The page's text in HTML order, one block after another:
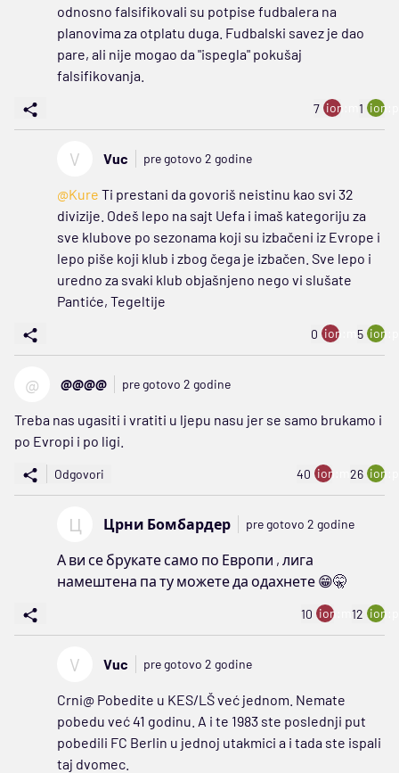
odnosno falsifikovali su potpise fudbalera na
planovima za otplatu duga. Fudbalski savez je dao
pare, ali nije mogao da "ispegla" pokušaj
falsifikovanja.
7 ion:minus
1
V Vuc pre gotovo 2 godine
@Kure Ti prestani da govoriš neistinu kao svi 32
divizije. Odeš lepo na sajt Uefa i imaš kategoriju za
sve klubove po sezonama koji su izbačeni iz Evrope i
lepo piše koji klub i zbog čega je izbačen. Sve lepo i
uredno za svaki klub objašnjeno nego vi slušate
Pantiće, Tegeltije
0 ion:minus
5
@ @@@@ pre gotovo 2 godine
Treba nas ugasiti i vratiti u ljepu nasu jer se samo brukamo i
po Evropi i po ligi.
Odgovori 40 ion:minus
26
Ц Црни Бомбардер pre gotovo 2 godine
А ви се брукате само по Европи , лига
намештена па ту можете да одахнете 😁🤫
10 ion:minus
12
V Vuc pre gotovo 2 godine
Crni@ Pobedite u KES/LŠ već jednom. Nemate
pobedu već 41 godinu. A i te 1983 ste poslednji put
pobedili FC Berlin u jednoj utakmici a i tada ste ispali
taj dvomec.